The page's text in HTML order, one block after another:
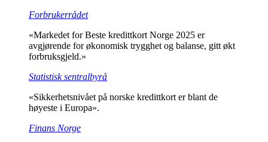
Forbrukerrådet
«Markedet forBeste kredittkort Norge 2025 er
avgjørende for økonomisk trygghet og balanse, gitt økt
forbruksgjeld.»
Statistisk sentralbyrå
«Sikkerhetsnivået på norske kredittkort er blant de
høyeste i Europa».
Finans Norge